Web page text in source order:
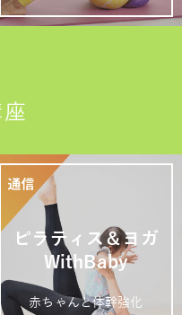
ピラティス＆ヨガ
WithBaby
赤ちゃんと体幹強化